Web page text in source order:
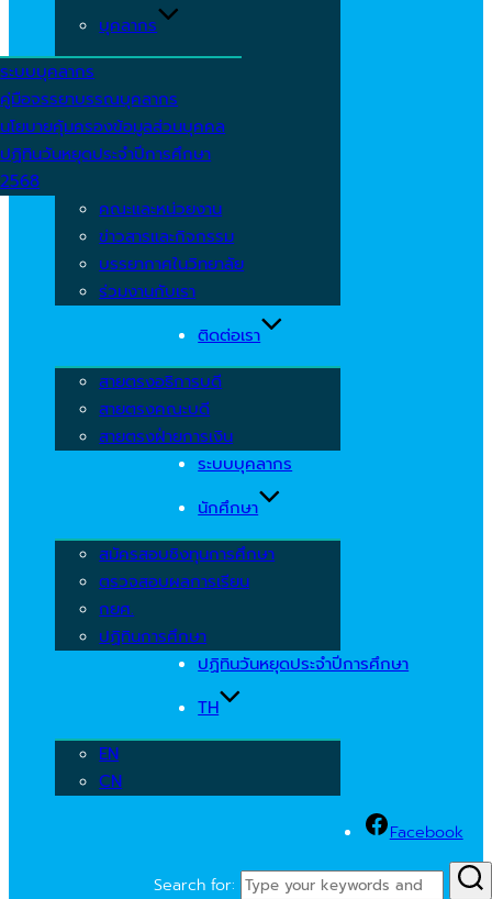
บุคลากร
ระบบบุคลากร
คู่มือจรรยาบรรณบุคลากร
นโยบายคุ้มครองข้อมูลส่วนบุคคล
ปฏิทินวันหยุดประจำปีการศึกษา
2568
คณะและหน่วยงาน
ข่าวสารและกิจกรรม
บรรยากาศในวิทยาลัย
ร่วมงานกับเรา
ติดต่อเรา
สายตรงอธิการบดี
สายตรงคณะบดี
สายตรงฝ่ายการเงิน
ระบบบุคลากร
นักศึกษา
สมัครสอบชิงทุนการศึกษา
ตรวจสอบผลการเรียน
กยศ.
ปฏิทินการศึกษา
ปฏิทินวันหยุดประจำปีการศึกษา
TH
EN
CN
Facebook
Search for: